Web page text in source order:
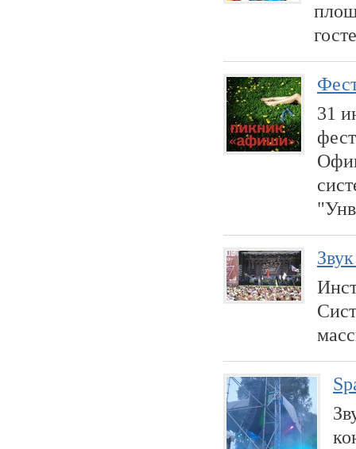
31